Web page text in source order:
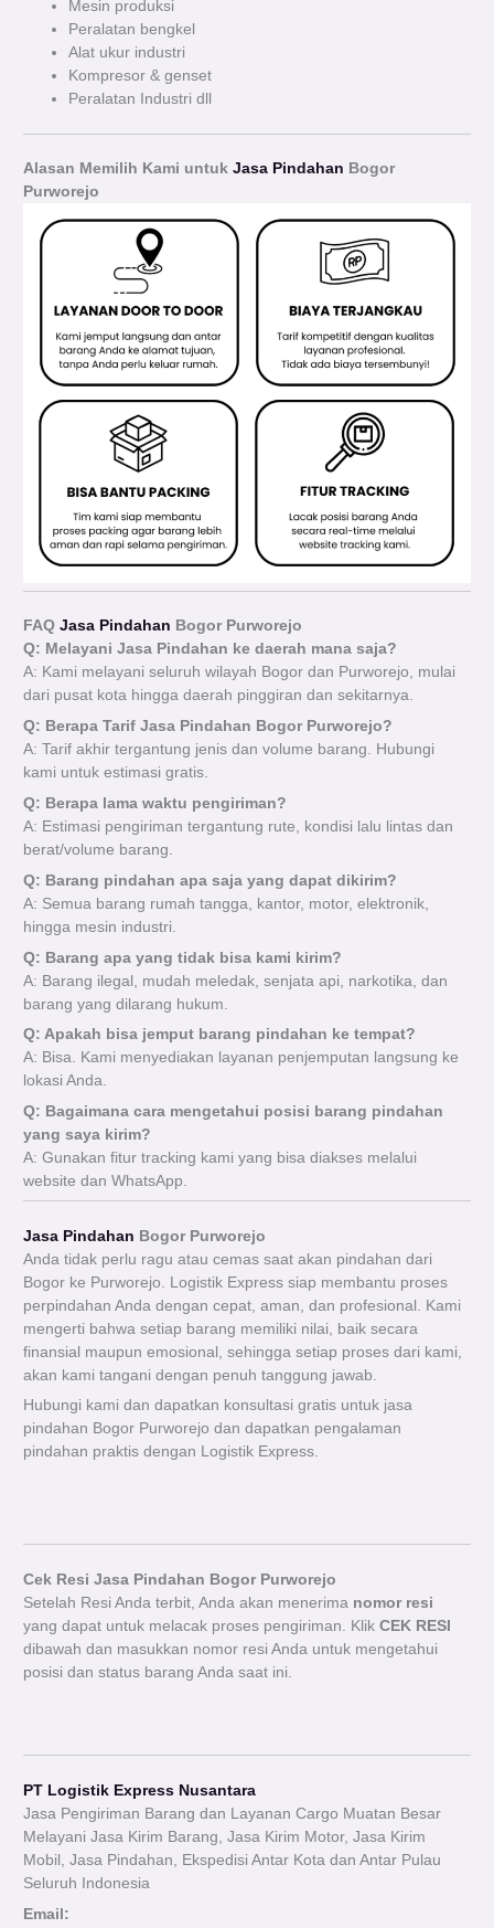
Mesin produksi
Peralatan bengkel
Alat ukur industri
Kompresor & genset
Peralatan Industri dll
Alasan Memilih Kami untukJasa Pindahan Bogor
Purworejo
FAQJasa Pindahan Bogor Purworejo
Q: Melayani Jasa Pindahan ke daerah mana saja?
A: Kami melayani seluruh wilayah Bogor dan Purworejo, mulai
dari pusat kota hingga daerah pinggiran dan sekitarnya.
Q: Berapa Tarif Jasa Pindahan Bogor Purworejo?
A: Tarif akhir tergantung jenis dan volume barang. Hubungi
kami untuk estimasi gratis.
Q: Berapa lama waktu pengiriman?
A: Estimasi pengiriman tergantung rute, kondisi lalu lintas dan
berat/volume barang.
Q: Barang pindahan apa saja yang dapat dikirim?
A: Semua barang rumah tangga, kantor, motor, elektronik,
hingga mesin industri.
Q: Barang apa yang tidak bisa kami kirim?
A: Barang ilegal, mudah meledak, senjata api, narkotika, dan
barang yang dilarang hukum.
Q: Apakah bisa jemput barang pindahan ke tempat?
A: Bisa. Kami menyediakan layanan penjemputan langsung ke
lokasi Anda.
Q: Bagaimana cara mengetahui posisi barang pindahan
yang saya kirim?
A: Gunakan fitur tracking kami yang bisa diakses melalui
website dan WhatsApp.
Jasa Pindahan Bogor Purworejo
Anda tidak perlu ragu atau cemas saat akan pindahan dari
Bogor ke Purworejo. Logistik Express siap membantu proses
perpindahan Anda dengan cepat, aman, dan profesional. Kami
mengerti bahwa setiap barang memiliki nilai, baik secara
finansial maupun emosional, sehingga setiap proses dari kami,
akan kami tangani dengan penuh tanggung jawab.
Hubungi kami dan dapatkan konsultasi gratis untuk jasa
pindahan Bogor Purworejo dan dapatkan pengalaman
pindahan praktis dengan Logistik Express.
Cek Resi Jasa Pindahan Bogor Purworejo
Setelah Resi Anda terbit, Anda akan menerima nomor resi
yang dapat untuk melacak proses pengiriman. KlikCEK RESI
dibawah dan masukkan nomor resi Anda untuk mengetahui
posisi dan status barang Anda saat ini.
PT Logistik Express Nusantara
Jasa Pengiriman Barang dan Layanan Cargo Muatan Besar
Melayani Jasa Kirim Barang, Jasa Kirim Motor, Jasa Kirim
Mobil, Jasa Pindahan, Ekspedisi Antar Kota dan Antar Pulau
Seluruh Indonesia
Email: